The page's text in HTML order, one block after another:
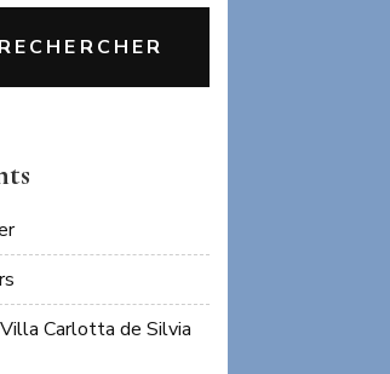
RECHERCHER
Carlotta de Silvia